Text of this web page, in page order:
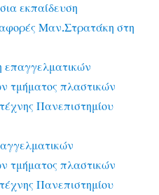
εκπαίδευση
Μαν.Στρατάκη στη
τμήματος πλαστικών
Πανεπιστημίου
τμήματος πλαστικών
Πανεπιστημίου